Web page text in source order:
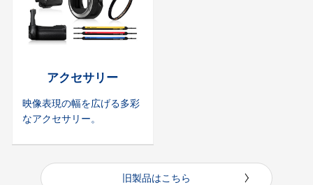
アクセサリー
映像表現の幅を広げる多彩
なアクセサリー。
旧製品はこちら